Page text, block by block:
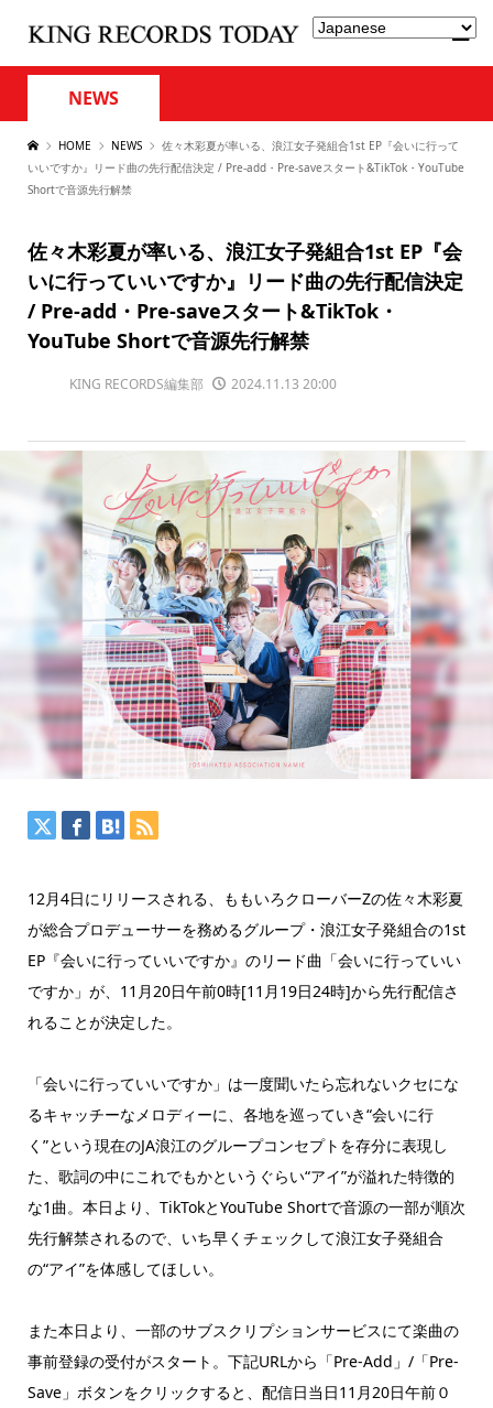
NEWS
HOME NEWS
佐々木彩夏が率いる、浪江女子発組合1st EP『会いに行って
いいですか』リード曲の先行配信決定 / Pre-add・Pre-saveスタート&TikTok・YouTube
Shortで音源先行解禁
佐々木彩夏が率いる、浪江女子発組合1st EP『会
いに行っていいですか』リード曲の先行配信決定
/ Pre-add・Pre-saveスタート&TikTok・
YouTube Shortで音源先行解禁
KING RECORDS編集部 2024.11.13 20:00
12月4日にリリースされる、ももいろクローバーZの佐々木彩夏
が総合プロデューサーを務めるグループ・浪江女子発組合の1st
EP『会いに行っていいですか』のリード曲「会いに行っていい
ですか」が、11月20日午前0時[11月19日24時]から先行配信さ
れることが決定した。
「会いに行っていいですか」は一度聞いたら忘れないクセにな
るキャッチーなメロディーに、各地を巡っていき“会いに行
く”という現在のJA浪江のグループコンセプトを存分に表現し
た、歌詞の中にこれでもかというぐらい“アイ”が溢れた特徴的
な1曲。本日より、TikTokとYouTube Shortで音源の一部が順次
先行解禁されるので、いち早くチェックして浪江女子発組合
の“アイ”を体感してほしい。
また本日より、一部のサブスクリプションサービスにて楽曲の
事前登録の受付がスタート。下記URLから「Pre-Add」/「Pre-
Save」ボタンをクリックすると、配信日当日11月20日午前０